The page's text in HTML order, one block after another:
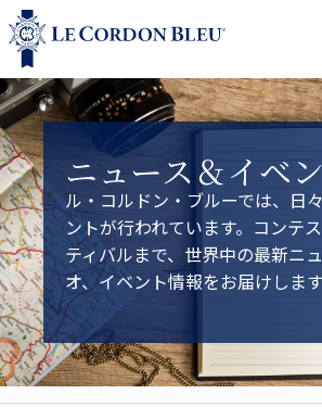
ニュース＆イベ
ル・コルドン・ブルーでは、日
ントが行われています。コンテ
ティバルまで、世界中の最新ニ
オ、イベント情報をお届けします